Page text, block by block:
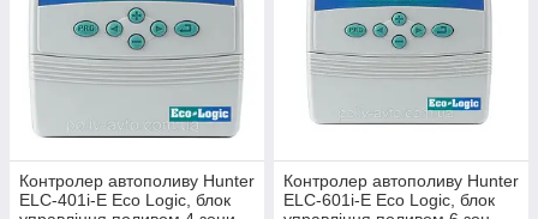
Контролер автополиву Hunter
ELC-401i-E Eco Logic, блок
Контролер автополиву Hunter
ELC-601i-E Eco Logic, блок